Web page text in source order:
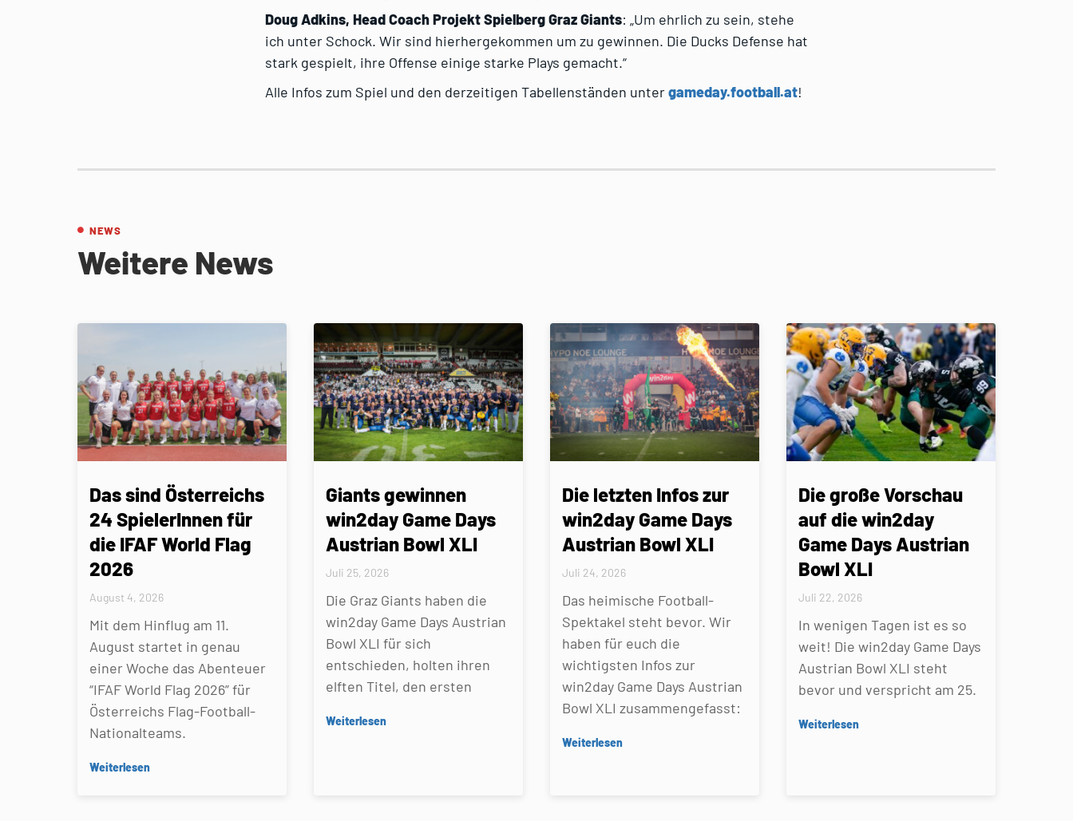
Doug Adkins, Head Coach Projekt Spielberg Graz Giants: „Um ehrlich zu sein, stehe
ich unter Schock. Wir sind hierhergekommen um zu gewinnen. Die Ducks Defense hat
stark gespielt, ihre Offense einige starke Plays gemacht.“
Alle Infos zum Spiel und den derzeitigen Tabellenständen untergameday.football.at!
NEWS
Weitere News
Das sind Österreichs
24 SpielerInnen für
die IFAF World Flag
2026
August 4, 2026
Mit dem Hinflug am 11.
August startet in genau
einer Woche das Abenteuer
“IFAF World Flag 2026” für
Österreichs Flag-Football-
Nationalteams.
Weiterlesen
Giants gewinnen
win2day Game Days
Austrian Bowl XLI
Juli 25, 2026
Die Graz Giants haben die
win2day Game Days Austrian
Bowl XLI für sich
entschieden, holten ihren
elften Titel, den ersten
Weiterlesen
Die letzten Infos zur
win2day Game Days
Austrian Bowl XLI
Juli 24, 2026
Das heimische Football-
Spektakel steht bevor. Wir
haben für euch die
wichtigsten Infos zur
win2day Game Days Austrian
Bowl XLI zusammengefasst:
Weiterlesen
Die große Vorschau
auf die win2day
Game Days Austrian
Bowl XLI
Juli 22, 2026
In wenigen Tagen ist es so
weit! Die win2day Game Days
Austrian Bowl XLI steht
bevor und verspricht am 25.
Weiterlesen